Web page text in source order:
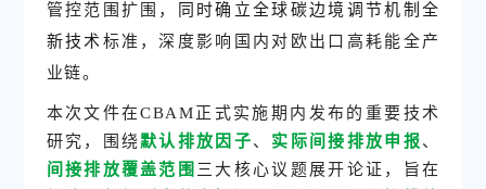
管控范围扩围，
同时确立全球碳边境调节机制 全
新技术标准，深度影响国内对欧出口高耗能全产
业链。
本次文件在CBAM正式实施期内发布的重要技术
研究，围绕 默认排放因子、 实际间接排放申报、
间接排放覆盖范围 三大核心议题展开论证，旨在